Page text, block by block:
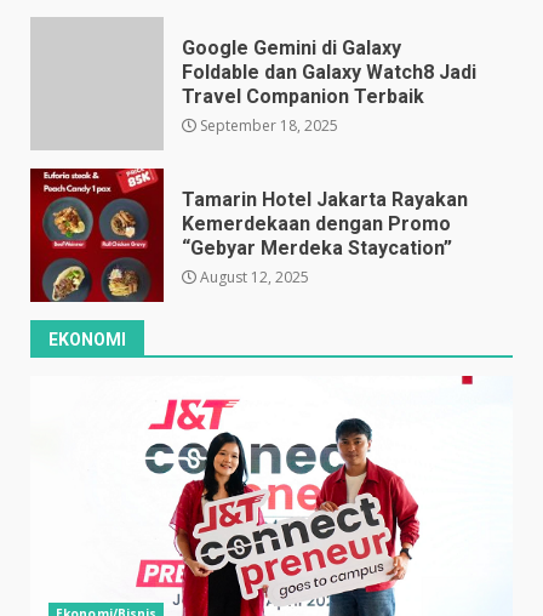
Google Gemini di Galaxy
Foldable dan Galaxy Watch8 Jadi
Travel Companion Terbaik
September 18, 2025
Tamarin Hotel Jakarta Rayakan
Kemerdekaan dengan Promo
“Gebyar Merdeka Staycation”
August 12, 2025
EKONOMI